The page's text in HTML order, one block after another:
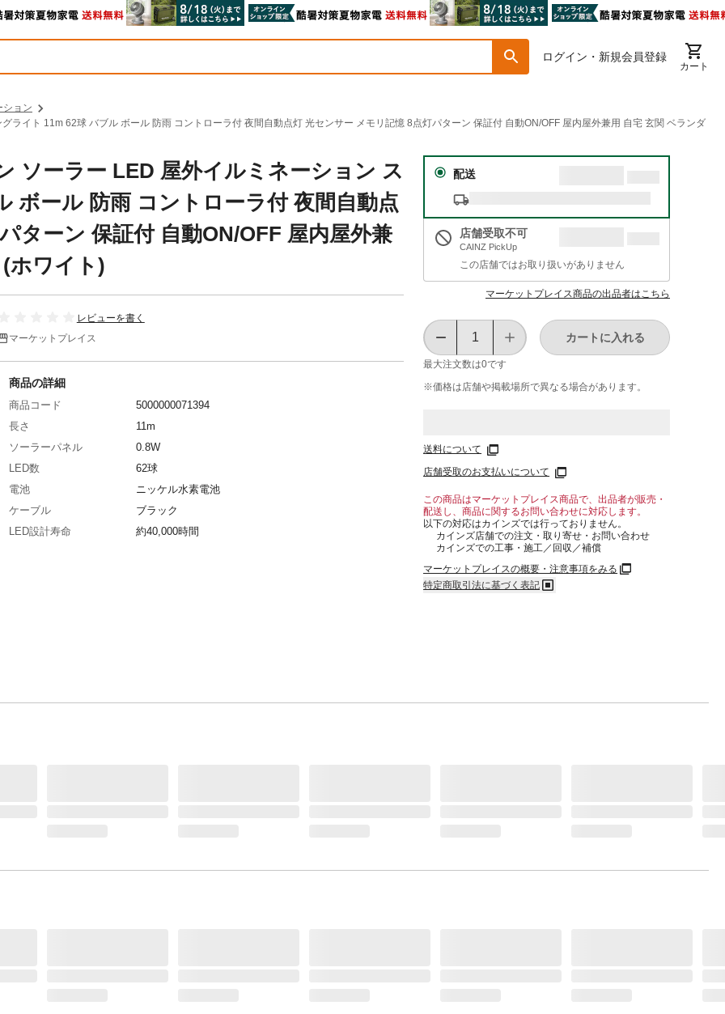
ログイン・新規会員登録
カート
ション
ライト 11m 62球 バブル ボール 防雨 コントローラ付 夜間自動点灯 光センサー メモリ記憶 8点灯パターン 保証付 自動ON/OFF 屋内屋外兼用 自宅 玄関 ベランダ
ソーラー LED 屋外イルミネーション ス
ボール 防雨 コントローラ付 夜間自動点
ターン 保証付 自動ON/OFF 屋内屋外兼
ホワイト)
レビューを書く
マーケットプレイス
配送
店舗受取不可
CAINZ PickUp
この店舗ではお取り扱いがありません
マーケットプレイス商品の出品者はこちら
最大注文数は0です
カートに入れる
※価格は​店舗や​掲載場所で​異なる​場合が​あります。
送料について
店舗受取のお支払いについて
この商品はマーケットプレイス商品で、出品者が販売・
配送し、商品に関するお問い合わせに対応します。
以下の対応はカインズでは行っておりません。
カインズ店舗での注文・取り寄せ・お問い合わせ
カインズでの工事・施工／回収／補償
マーケットプレイスの概要・注意事項をみる
特定商取引法に基づく表記
商品の詳細
商品コード
5000000071394
長さ
11m
ソーラーパネル
0.8W
LED数
62球
電池
ニッケル水素電池
ケーブル
ブラック
LED設計寿命
約40,000時間